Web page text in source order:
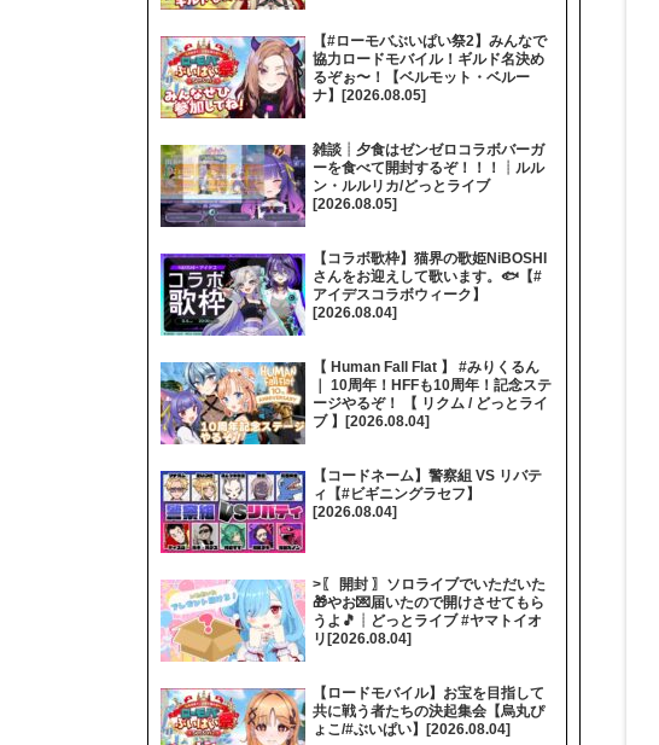
【#ローモバぶいぱい祭2】みんなで
協力ロードモバイル！ギルド名決め
るぞぉ〜！【ベルモット・ベルー
ナ】[2026.08.05]
雑談┊夕食はゼンゼロコラボバーガ
ーを食べて開封するぞ！！！┊ルル
ン・ルルリカ/どっとライブ
[2026.08.05]
【コラボ歌枠】猫界の歌姫NiBOSHI
さんをお迎えして歌います。🐟【#
アイデスコラボウィーク】
[2026.08.04]
【 Human Fall Flat 】 #みりくるん
｜ 10周年！HFFも10周年！記念ステ
ージやるぞ！ 【 リクム / どっとライ
ブ 】[2026.08.04]
【コードネーム】警察組 VS リバテ
ィ【#ビギニングラセフ】
[2026.08.04]
>〖 開封 〗ソロライブでいただいた
🎁やお💌届いたので開けさせてもら
うよ🎵┊どっとライブ #ヤマトイオ
リ[2026.08.04]
【ロードモバイル】お宝を目指して
共に戦う者たちの決起集会【烏丸ぴ
ょこ/#ぶいぱい】[2026.08.04]